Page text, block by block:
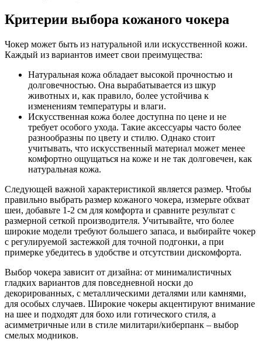
Критерии выбора кожаного чокера
Чокер может быть из натуральной или искусственной кожи.
Каждый из вариантов имеет свои преимущества:
Натуральная кожа обладает высокой прочностью и
долговечностью. Она вырабатывается из шкур
животных и, как правило, более устойчива к
изменениям температуры и влаги.
Искусственная кожа более доступна по цене и не
требует особого ухода. Такие аксессуары часто более
разнообразны по цвету и стилю. Однако стоит
учитывать, что искусственный материал может менее
комфортно ощущаться на коже и не так долговечен, как
натуральная кожа.
Следующей важной характеристикой является размер. Чтобы
правильно выбрать размер кожаного чокера, измерьте обхват
шеи, добавьте 1-2 см для комфорта и сравните результат с
размерной сеткой производителя. Учитывайте, что более
широкие модели требуют большего запаса, и выбирайте чокер
с регулируемой застежкой для точной подгонки, а при
примерке убедитесь в удобстве и отсутствии дискомфорта.
Выбор чокера зависит от дизайна: от минималистичных
гладких вариантов для повседневной носки до
декорированных, с металлическими деталями или камнями,
для особых случаев. Широкие чокеры акцентируют внимание
на шее и подходят для бохо или готического стиля, а
асимметричные или в стиле милитари/киберпанк – выбор
смелых модников.